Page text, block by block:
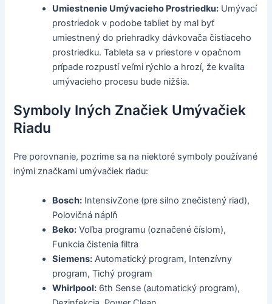
Umiestnenie Umývacieho Prostriedku: Umývací
prostriedok v podobe tabliet by mal byť
umiestnený do priehradky dávkovača čistiaceho
prostriedku. Tableta sa v priestore v opačnom
prípade rozpustí veľmi rýchlo a hrozí, že kvalita
umývacieho procesu bude nižšia.
Symboly Iných Značiek Umývačiek
Riadu
Pre porovnanie, pozrime sa na niektoré symboly používané
inými značkami umývačiek riadu:
Bosch: IntensivZone (pre silno znečistený riad),
Polovičná náplň
Beko: Voľba programu (označené číslom),
Funkcia čistenia filtra
Siemens: Automatický program, Intenzívny
program, Tichý program
Whirlpool: 6th Sense (automatický program),